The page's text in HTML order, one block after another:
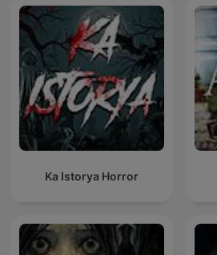
Ka Istorya Horror